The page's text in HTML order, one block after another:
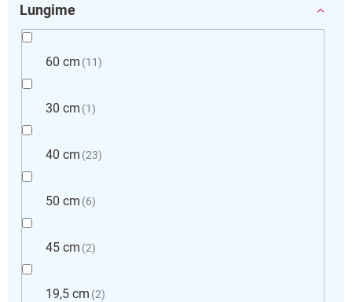
Lungime
60 cm 11
30 cm 1
40 cm 23
50 cm 6
45 cm 2
19,5 cm 2